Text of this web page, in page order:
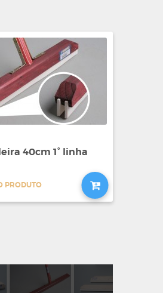
40cm 1° linha
PRODUTO